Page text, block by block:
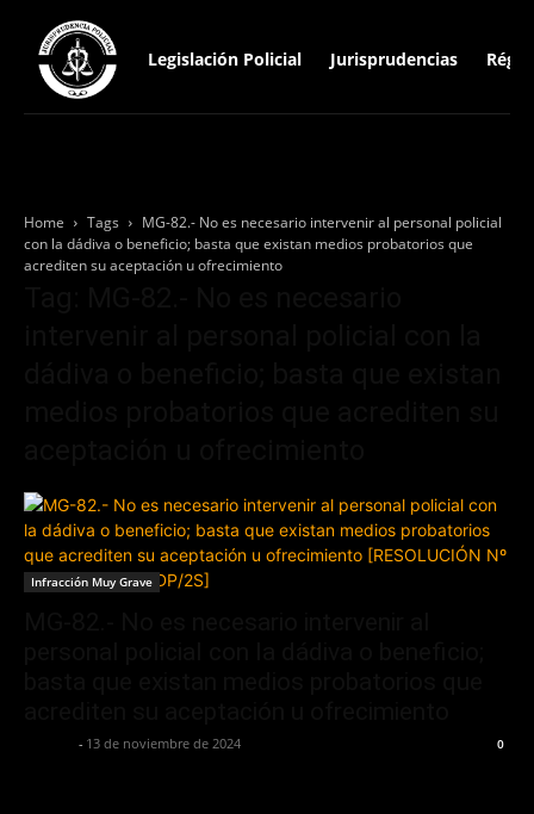
Legislación Policial Jurisprudencias
Home Tags
MG-82.- No es necesario intervenir al personal policial
con la dádiva o beneficio; basta que existan medios probatorios que
acrediten su aceptación u ofrecimiento
Infracción Muy Grave
- 13 de noviembre de 2024 0